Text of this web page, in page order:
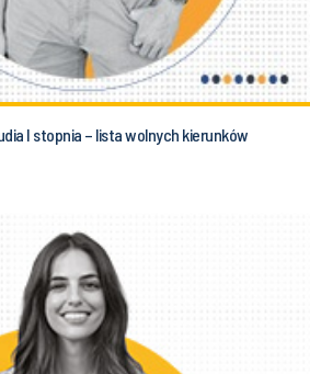
I stopnia – lista wolnych kierunków